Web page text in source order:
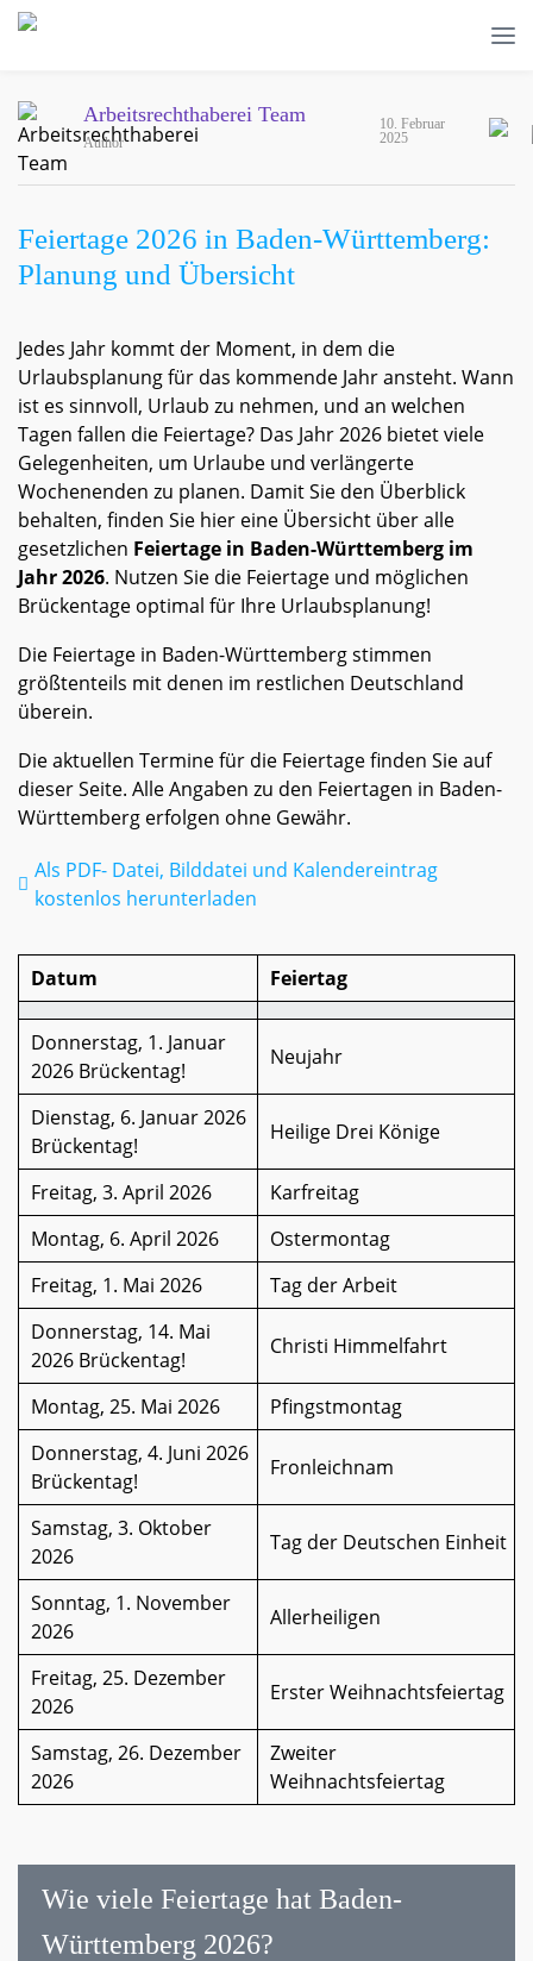
Arbeitsrechthaberei Team
Author
10. Februar
2025
Feiertage 2026 in Baden-Württemberg:
Planung und Übersicht
Jedes Jahr kommt der Moment, in dem die
Urlaubsplanung für das kommende Jahr ansteht. Wann
ist es sinnvoll, Urlaub zu nehmen, und an welchen
Tagen fallen die Feiertage? Das Jahr 2026 bietet viele
Gelegenheiten, um Urlaube und verlängerte
Wochenenden zu planen. Damit Sie den Überblick
behalten, finden Sie hier eine Übersicht über alle
gesetzlichen Feiertage in Baden-Württemberg im
Jahr 2026. Nutzen Sie die Feiertage und möglichen
Brückentage optimal für Ihre Urlaubsplanung!
Die Feiertage in Baden-Württemberg stimmen
größtenteils mit denen im restlichen Deutschland
überein.
Die aktuellen Termine für die Feiertage finden Sie auf
dieser Seite. Alle Angaben zu den Feiertagen in Baden-
Württemberg erfolgen ohne Gewähr.
Als PDF- Datei, Bilddatei und Kalendereintrag
kostenlos herunterladen
Datum Feiertag
Donnerstag, 1. Januar
2026 Brückentag!
Neujahr
Dienstag, 6. Januar 2026
Brückentag!
Heilige Drei Könige
Freitag, 3. April 2026
Karfreitag
Montag, 6. April 2026
Ostermontag
Freitag, 1. Mai 2026
Tag der Arbeit
Donnerstag, 14. Mai
2026 Brückentag!
Christi Himmelfahrt
Montag, 25. Mai 2026
Pfingstmontag
Donnerstag, 4. Juni 2026
Brückentag!
Fronleichnam
Samstag, 3. Oktober
2026
Tag der Deutschen Einheit
Sonntag, 1. November
2026
Allerheiligen
Freitag, 25. Dezember
2026
Erster Weihnachtsfeiertag
Samstag, 26. Dezember
2026
Zweiter
Weihnachtsfeiertag
Wie viele Feiertage hat Baden-
Württemberg 2026?